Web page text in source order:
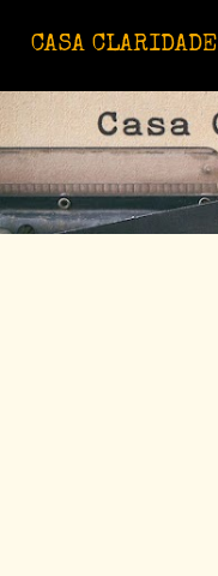
CASA CLARIDADE